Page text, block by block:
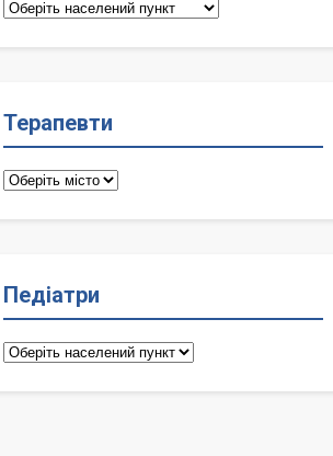
Сімейні
Терапевти
Терапевти
Педіатри
Педіатри